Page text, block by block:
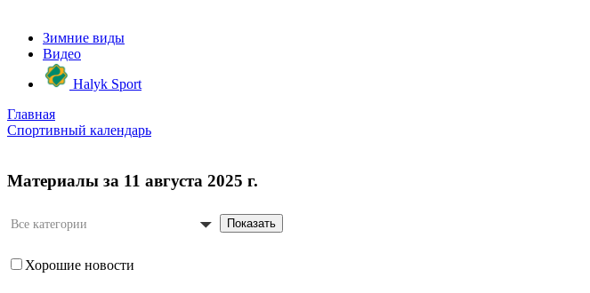
Зимние виды
Видео
Halyk Sport
Главная
Спортивный календарь
Материалы за 11 августа 2025 г.
Все категории Показать
Хорошие новости